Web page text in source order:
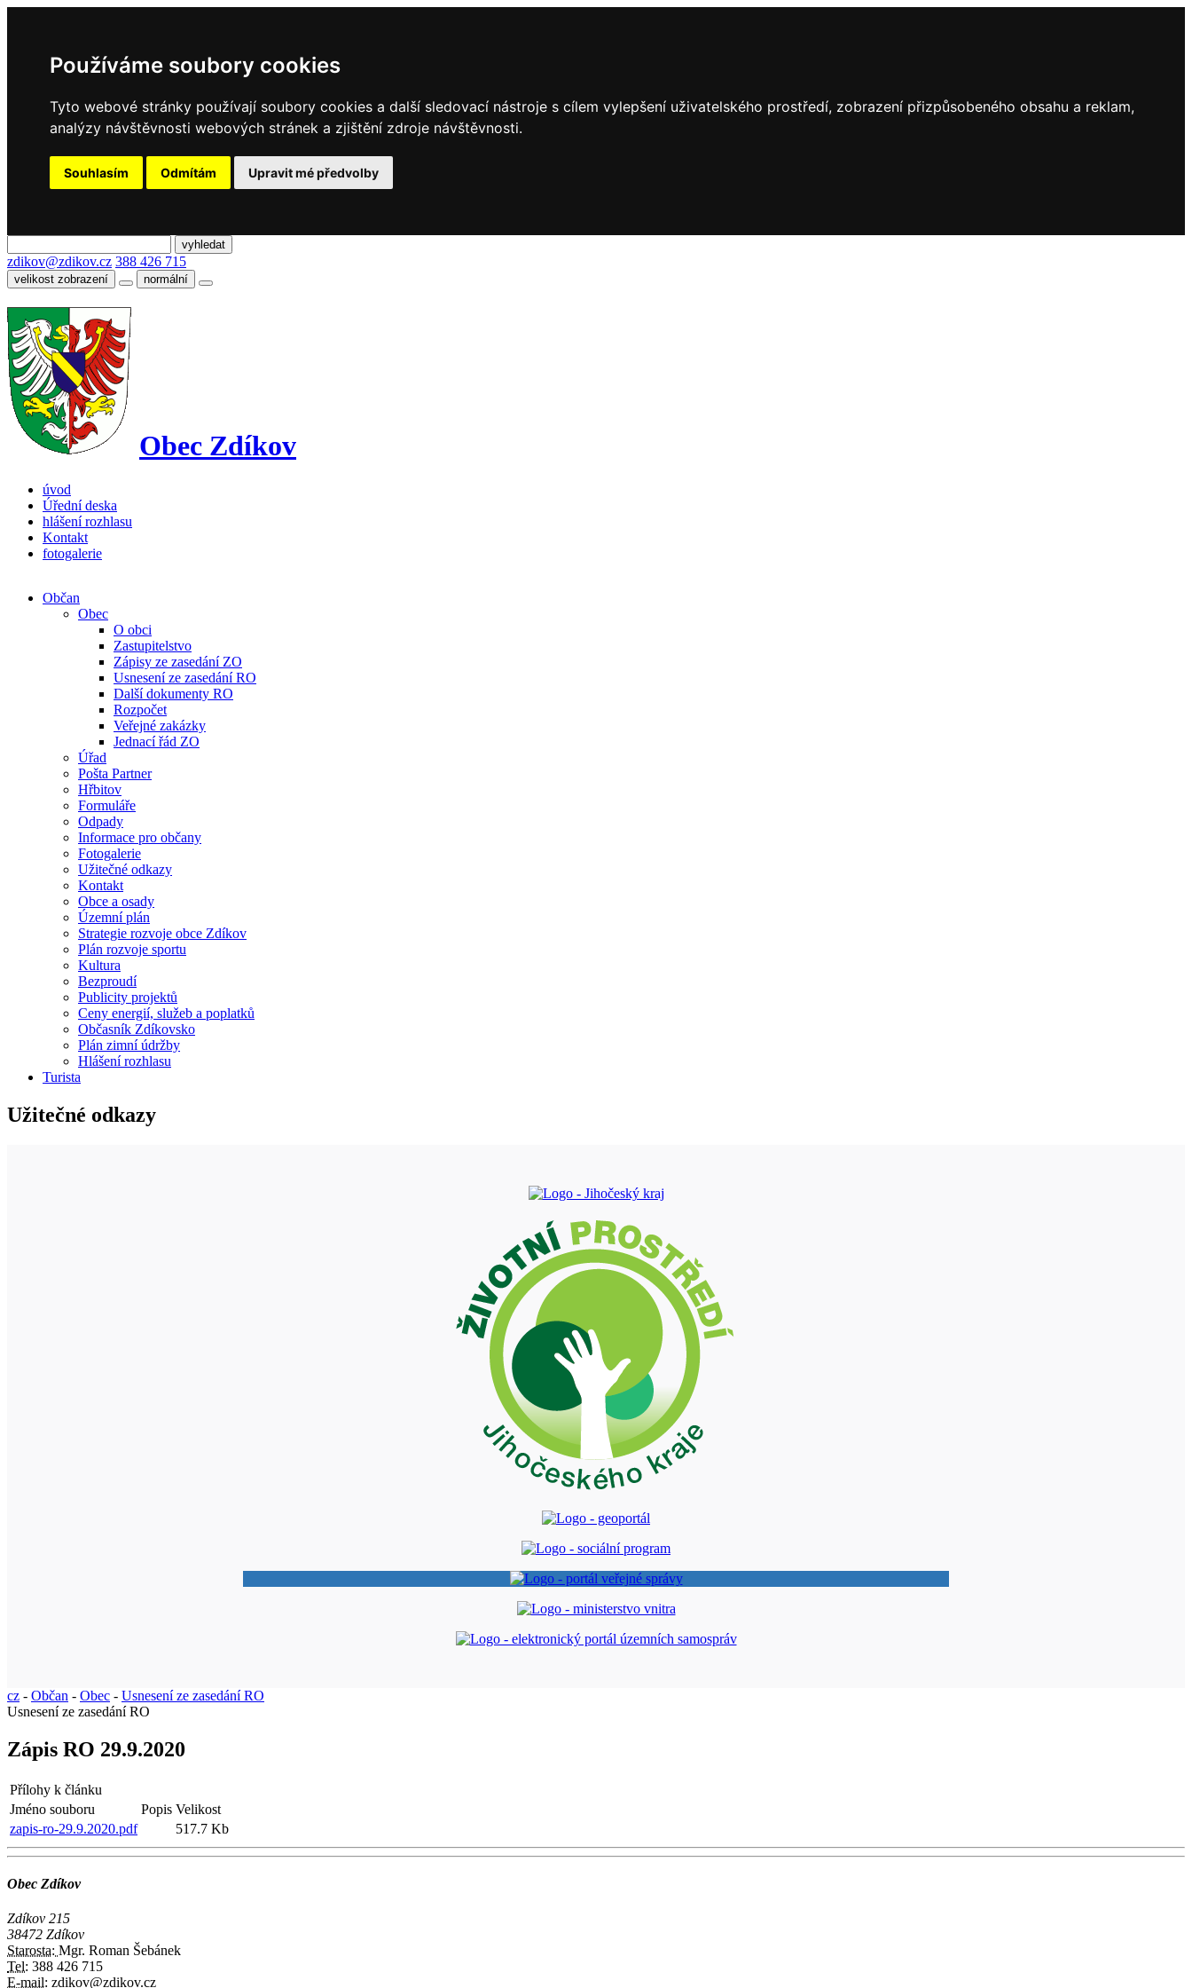
Používáme soubory cookies
Tyto webové stránky používají soubory cookies a další sledovací nástroje s cílem vylepšení uživatelského prostředí, zobrazení přizpůsobeného obsahu a reklam,
analýzy návštěvnosti webových stránek a zjištění zdroje návštěvnosti.
Souhlasím Odmítám Upravit mé předvolby
zdikov@zdikov.cz 388 426 715
velikost zobrazení normální
Obec Zdíkov
úvod
Úřední deska
hlášení rozhlasu
Kontakt
fotogalerie
Občan
Obec
O obci
Zastupitelstvo
Zápisy ze zasedání ZO
Usnesení ze zasedání RO
Další dokumenty RO
Rozpočet
Veřejné zakázky
Jednací řád ZO
Úřad
Pošta Partner
Hřbitov
Formuláře
Odpady
Informace pro občany
Fotogalerie
Užitečné odkazy
Kontakt
Obce a osady
Územní plán
Strategie rozvoje obce Zdíkov
Plán rozvoje sportu
Kultura
Bezproudí
Publicity projektů
Ceny energií, služeb a poplatků
Občasník Zdíkovsko
Plán zimní údržby
Hlášení rozhlasu
Turista
Užitečné odkazy
cz - Občan - Obec - Usnesení ze zasedání RO
Usnesení ze zasedání RO
Zápis RO 29.9.2020
Přílohy k článku
Jméno souboru
Popis Velikost
zapis-ro-29.9.2020.pdf
517.7 Kb
Obec Zdíkov
Zdíkov 215
38472 Zdíkov
Starosta: Mgr. Roman Šebánek
Tel: 388 426 715
E-mail: zdikov@zdikov.cz